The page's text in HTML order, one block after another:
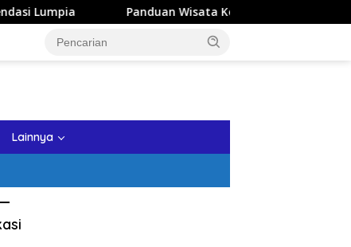
Panduan Wisata Keluarga ke Kota Batu: Itinerary
Lainnya